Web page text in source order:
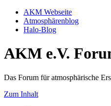
AKM Webseite
Atmosphärenblog
Halo-Blog
AKM e.V.
Das Forum für atmosphärische
Zum Inhalt